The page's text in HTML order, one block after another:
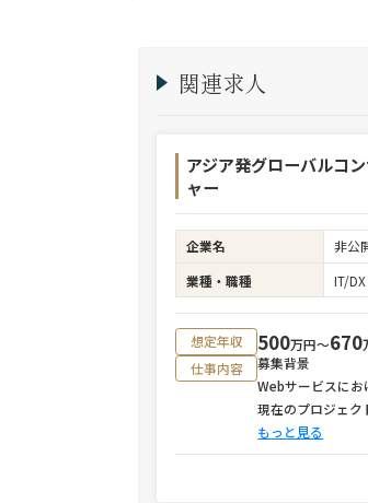
関連求人
アジア発グローバルコ
ャー
企業名 非公
業種・職種
IT/
想定年収 500万円〜670
仕事内容
募集背景
Webサービスにお
現在のプロジェク
もっと見る